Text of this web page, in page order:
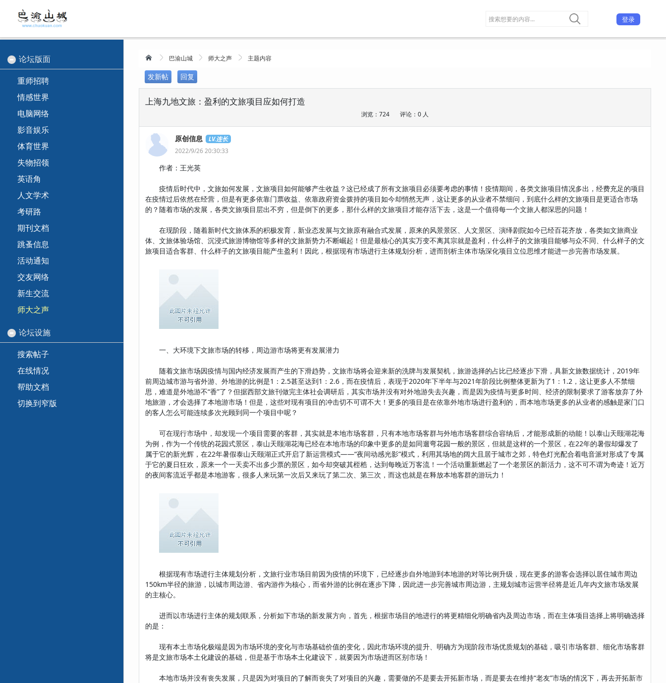
登录
论坛版面
重师招聘
情感世界
电脑网络
影音娱乐
体育世界
失物招领
英语角
人文学术
考研路
期刊文档
跳蚤信息
活动通知
交友网络
新生交流
师大之声
论坛设施
搜索帖子
在线情况
帮助文档
切换到窄版
巴渝山城 师大之声 主题内容
发新帖 回复
上海九地文旅：盈利的文旅项目应如何打造
浏览：724 评论：0 人
原创信息
LV.连长
2022/9/26 20:30:33
作者：王光英
疫情后时代中，文旅如何发展，文旅项目如何能够产生收益？这已经成了所有文旅项目必须要考虑的事情！疫情期间，各类文旅项目情况多出，经费充足的项目
在疫情过后依然在经营，但是有更多依靠门票收益、依靠政府资金拨持的项目如今却悄然无声，这让更多的从业者不禁细问，到底什么样的文旅项目是更适合市场
的？随着市场的发展，各类文旅项目层出不穷，但是倒下的更多，那什么样的文旅项目才能存活下去，这是一个值得每一个文旅人都深思的问题！
在现阶段，随着新时代文旅体系的积极发育，新业态发展与文旅原有融合式发展，原来的风景景区、人文景区、演绎剧院如今已经百花齐放，各类如文旅商业
体、文旅体验场馆、沉浸式旅游博物馆等多样的文旅新势力不断崛起！但是最核心的其实万变不离其宗就是盈利，什么样子的文旅项目能够与众不同、什么样子的文
旅项目适合客群、什么样子的文旅项目能产生盈利！因此，根据现有市场进行主体规划分析，进而剖析主体市场深化项目立位思维才能进一步完善市场发展。
一、大环境下文旅市场的转移，周边游市场将更有发展潜力
随着文旅市场因疫情与国内经济发展而产生的下滑趋势，文旅市场将会迎来新的洗牌与发展契机，旅游选择的占比已经逐步下滑，具新文旅数据统计，2019年
前周边城市游与省外游、外地游的比例是1：2.5甚至达到1：2.6，而在疫情后，表现于2020年下半年与2021年阶段比例整体更新为了1：1.2，这让更多人不禁细
思，难道是外地游不“香”了？但据西部文旅刊做完主体社会调研后，其实市场并没有对外地游失去兴趣，而是因为疫情与更多时间、经济的限制要求了游客放弃了外
地旅游，才会选择了本地游市场！但是，这些对现有项目的冲击切不可谓不大！更多的项目是在依靠外地市场进行盈利的，而本地市场更多的从业者的感触是家门口
的客人怎么可能连续多次光顾到同一个项目中呢？
可在现行市场中，却发现一个项目需要的客群，其实就是本地市场客群，只有本地市场客群与外地市场客群综合容纳后，才能形成新的动能！以泰山天颐湖花海
为例，作为一个传统的花园式景区，泰山天颐湖花海已经在本地市场的印象中更多的是如同遛弯花园一般的景区，但就是这样的一个景区，在22年的暑假却爆发了
属于它的新光辉，在22年暑假泰山天颐湖正式开启了新运营模式——“夜间动感光影”模式，利用其场地的阔大且居于城市之郊，特色灯光配合着电音派对形成了专属
于它的夏日狂欢，原来一个一天卖不出多少票的景区，如今却突破其桎梏，达到每晚近万客流！一个活动重新燃起了一个老景区的新活力，这不可不谓为奇迹！近万
的夜间客流近乎都是本地游客，很多人来玩第一次后又来玩了第二次、第三次，而这也就是在释放本地客群的游玩力！
根据现有市场进行主体规划分析，文旅行业市场目前因为疫情的环境下，已经逐步自外地游到本地游的对等比例升级，现在更多的游客会选择以居住城市周边
150km半径的旅游，以城市周边游、省内游作为核心，而省外游的比例在逐步下降，因此进一步完善城市周边游，主规划城市运营半径将是近几年内文旅市场发展
的主核心。
进而以市场进行主体的规划联系，分析如下市场的新发展方向，首先，根据市场目的地进行的将更精细化明确省内及周边市场，而在主体项目选择上将明确选择
的是：
现有本土市场化极端是因为市场环境的变化与市场基础价值的变化，因此市场环境的提升、明确方为现阶段市场优质规划的基础，吸引市场客群、细化市场客群
将是文旅市场本土化建设的基础，但是基于市场本土化建设下，就要因为市场进而区别市场！
本地市场并没有丧失发展，只是因为对项目的了解而丧失了对项目的兴趣，需要做的不是要去开拓新市场，而是要去在维持“老友”市场的情况下，再去开拓新市